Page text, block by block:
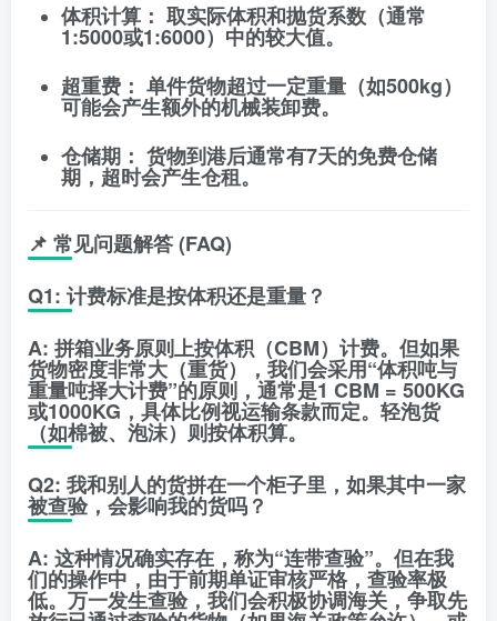
体积计算： 取实际体积和抛货系数（通常
1:5000或1:6000）中的较大值。
超重费： 单件货物超过一定重量（如500kg）
可能会产生额外的机械装卸费。
仓储期： 货物到港后通常有7天的免费仓储
期，超时会产生仓租。
📌 常见问题解答 (FAQ)
Q1: 计费标准是按体积还是重量？
A: 拼箱业务原则上按体积（CBM）计费。但如果
货物密度非常大（重货），我们会采用“体积吨与
重量吨择大计费”的原则，通常是1 CBM = 500KG
或1000KG，具体比例视运输条款而定。轻泡货
（如棉被、泡沫）则按体积算。
Q2: 我和别人的货拼在一个柜子里，如果其中一家
被查验，会影响我的货吗？
A: 这种情况确实存在，称为“连带查验”。但在我
们的操作中，由于前期单证审核严格，查验率极
低。万一发生查验，我们会积极协调海关，争取先